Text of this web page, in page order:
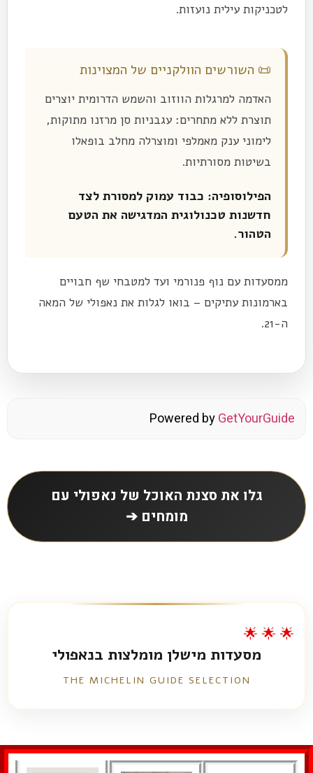
לטכניקות עילית נועזות.
📜 השורשים הוולקניים של המצוינות
האדמה למרגלות הווזוב והשמש הדרומית יוצרים
תוצרת ללא מתחרים: עגבניות סן מרזנו מתוקות,
לימוני ענק מאמלפי ומוצרלה מחלב בופאלו
בשיטות מסורתיות.
הפילוסופיה: כבוד עמוק למסורת לצד
חדשנות טכנולוגית המדגישה את הטעם
הטהור.
ממסעדות עם נוף פנורמי ועד למטבחי שף חבויים
בארמונות עתיקים – בואו לגלות את נאפולי של המאה
ה-21.
Powered byGetYourGuide
גלו את סצנת האוכל של נאפולי עם
מומחים ➔
🌟 🌟 🌟
מסעדות מישלן מומלצות בנאפולי
THE MICHELIN GUIDE SELECTION